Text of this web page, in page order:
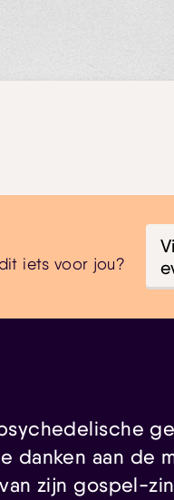
iets voor jou?
danken aan de
zijn gospel-